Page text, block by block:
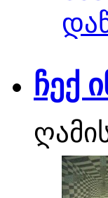
ჩექ